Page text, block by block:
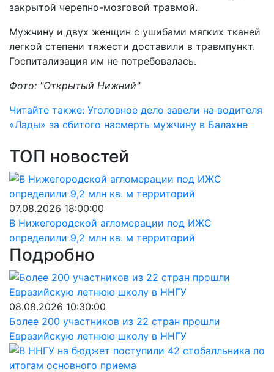
закрытой черепно-мозговой травмой.
Мужчину и двух женщин с ушибами мягких тканей
легкой степени тяжести доставили в травмпункт.
Госпитализация им не потребовалась.
Фото: "Открытый Нижний"
Читайте также: Уголовное дело завели на водителя
«Лады» за сбитого насмерть мужчину в Балахне
ТОП новостей
07.08.2026 18:00:00
В Нижегородской агломерации под ИЖС
определили 9,2 млн кв. м территорий
Подробно
08.08.2026 10:30:00
Более 200 участников из 22 стран прошли
Евразийскую летнюю школу в ННГУ